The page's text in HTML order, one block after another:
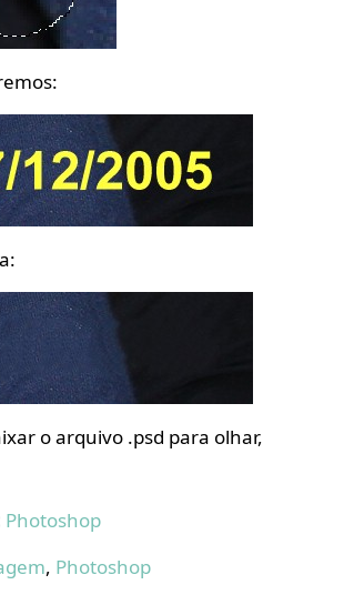
o arquivo .psd para olhar,
Photoshop
, Photoshop